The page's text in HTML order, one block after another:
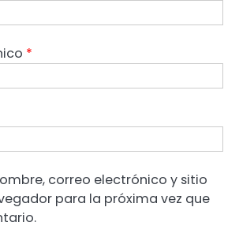
*
correo electrónico y sitio
para la próxima vez que